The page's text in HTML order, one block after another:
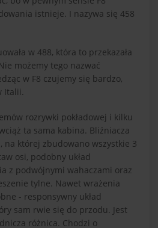
istnieje. I nazywa się 458
w 488, która to przekazała
możemy tego nazwać
w F8 czujemy się bardzo,
Italii.
rozrywki pokładowej i kilku
ta sama kabina. Bliźniacza
której zbudowano wszystkie 3
osi, podobny układ
z podwójnymi wahaczami oraz
tylne. Nawet wrażenia
- responsywny układ
sam rwie się do przodu. Jest
różnica. Chodzi o